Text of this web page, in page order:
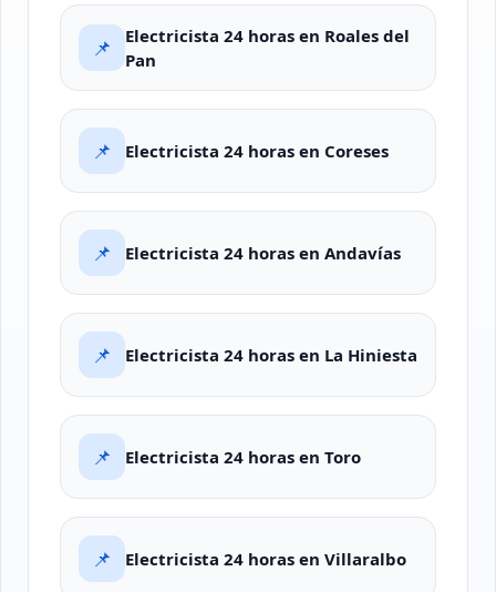
📌
Electricista 24 horas en Roales del
Pan
📌 Electricista 24 horas en Coreses
📌 Electricista 24 horas en Andavías
📌 Electricista 24 horas en La Hiniesta
📌 Electricista 24 horas en Toro
📌 Electricista 24 horas en Villaralbo